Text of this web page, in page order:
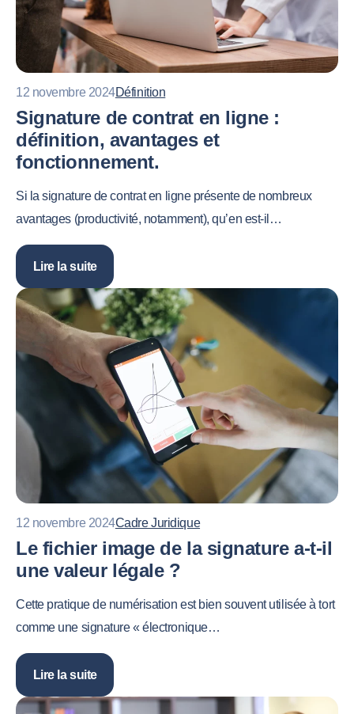
12 novembre 2024Définition
Signature de contrat en ligne :
définition, avantages et
fonctionnement.
Si la signature de contrat en ligne présente de nombreux
avantages (productivité, notamment), qu’en est-il…
Lire la suite
12 novembre 2024Cadre Juridique
Le fichier image de la signature a-t-il
une valeur légale ?
Cette pratique de numérisation est bien souvent utilisée à tort
comme une signature « électronique…
Lire la suite